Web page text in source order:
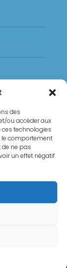
des
ou accéder aux
technologies
le comportement
de ne pas
un effet négatif